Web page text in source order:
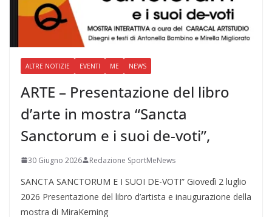
ALTRE NOTIZIE EVENTI ME NEWS
ARTE – Presentazione del libro
d’arte in mostra “Sancta
Sanctorum e i suoi de-voti”,
30 Giugno 2026 Redazione SportMeNews
SANCTA SANCTORUM E I SUOI DE-VOTI” Giovedì 2 luglio
2026 Presentazione del libro d’artista e inaugurazione della
mostra di MiraKerning